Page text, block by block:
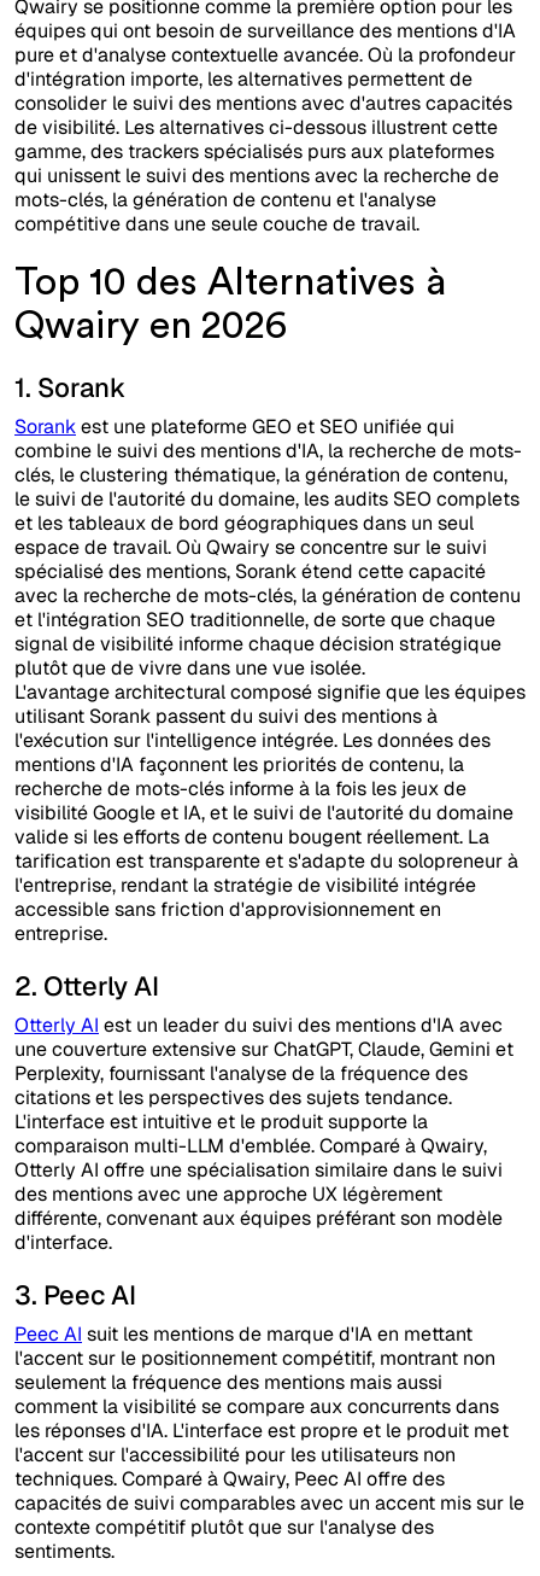
Qwairy se positionne comme la première option pour les
équipes qui ont besoin de surveillance des mentions d'IA
pure et d'analyse contextuelle avancée. Où la profondeur
d'intégration importe, les alternatives permettent de
consolider le suivi des mentions avec d'autres capacités
de visibilité. Les alternatives ci-dessous illustrent cette
gamme, des trackers spécialisés purs aux plateformes
qui unissent le suivi des mentions avec la recherche de
mots-clés, la génération de contenu et l'analyse
compétitive dans une seule couche de travail.
Top 10 des Alternatives à
Qwairy en 2026
1. Sorank
Sorankest une plateforme GEO et SEO unifiée qui
combine le suivi des mentions d'IA, la recherche de mots-
clés, le clustering thématique, la génération de contenu,
le suivi de l'autorité du domaine, les audits SEO complets
et les tableaux de bord géographiques dans un seul
espace de travail. Où Qwairy se concentre sur le suivi
spécialisé des mentions, Sorank étend cette capacité
avec la recherche de mots-clés, la génération de contenu
et l'intégration SEO traditionnelle, de sorte que chaque
signal de visibilité informe chaque décision stratégique
plutôt que de vivre dans une vue isolée.
L'avantage architectural composé signifie que les équipes
utilisant Sorank passent du suivi des mentions à
l'exécution sur l'intelligence intégrée. Les données des
mentions d'IA façonnent les priorités de contenu, la
recherche de mots-clés informe à la fois les jeux de
visibilité Google et IA, et le suivi de l'autorité du domaine
valide si les efforts de contenu bougent réellement. La
tarification est transparente et s'adapte du solopreneur à
l'entreprise, rendant la stratégie de visibilité intégrée
accessible sans friction d'approvisionnement en
entreprise.
2. Otterly AI
Otterly AI est un leader du suivi des mentions d'IA avec
une couverture extensive sur ChatGPT, Claude, Gemini et
Perplexity, fournissant l'analyse de la fréquence des
citations et les perspectives des sujets tendance.
L'interface est intuitive et le produit supporte la
comparaison multi-LLM d'emblée. Comparé à Qwairy,
Otterly AI offre une spécialisation similaire dans le suivi
des mentions avec une approche UX légèrement
différente, convenant aux équipes préférant son modèle
d'interface.
3. Peec AI
Peec AI suit les mentions de marque d'IA en mettant
l'accent sur le positionnement compétitif, montrant non
seulement la fréquence des mentions mais aussi
comment la visibilité se compare aux concurrents dans
les réponses d'IA. L'interface est propre et le produit met
l'accent sur l'accessibilité pour les utilisateurs non
techniques. Comparé à Qwairy, Peec AI offre des
capacités de suivi comparables avec un accent mis sur le
contexte compétitif plutôt que sur l'analyse des
sentiments.